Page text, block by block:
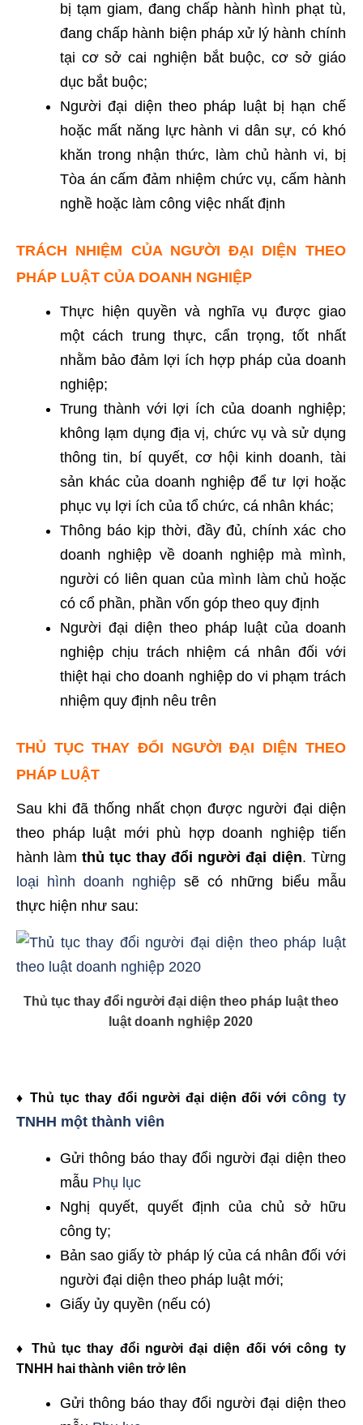
bị tạm giam, đang chấp hành hình phạt tù,
đang chấp hành biện pháp xử lý hành chính
tại cơ sở cai nghiện bắt buộc, cơ sở giáo
dục bắt buộc;
Người đại diện theo pháp luật bị hạn chế
hoặc mất năng lực hành vi dân sự, có khó
khăn trong nhận thức, làm chủ hành vi, bị
Tòa án cấm đảm nhiệm chức vụ, cấm hành
nghề hoặc làm công việc nhất định
TRÁCH NHIỆM CỦA NGƯỜI ĐẠI DIỆN THEO
PHÁP LUẬT CỦA DOANH NGHIỆP
Thực hiện quyền và nghĩa vụ được giao
một cách trung thực, cẩn trọng, tốt nhất
nhằm bảo đảm lợi ích hợp pháp của doanh
nghiệp;
Trung thành với lợi ích của doanh nghiệp;
không lạm dụng địa vị, chức vụ và sử dụng
thông tin, bí quyết, cơ hội kinh doanh, tài
sản khác của doanh nghiệp để tư lợi hoặc
phục vụ lợi ích của tổ chức, cá nhân khác;
Thông báo kịp thời, đầy đủ, chính xác cho
doanh nghiệp về doanh nghiệp mà mình,
người có liên quan của mình làm chủ hoặc
có cổ phần, phần vốn góp theo quy định
Người đại diện theo pháp luật của doanh
nghiệp chịu trách nhiệm cá nhân đối với
thiệt hại cho doanh nghiệp do vi phạm trách
nhiệm quy định nêu trên
THỦ TỤC THAY ĐỔI NGƯỜI ĐẠI DIỆN THEO
PHÁP LUẬT
Sau khi đã thống nhất chọn được người đại diện
theo pháp luật mới phù hợp doanh nghiệp tiến
hành làmthủ tục thay đổi người đại diện. Từng
loại hình doanh nghiệp sẽ có những biểu mẫu
thực hiện như sau:
Thủ tục thay đổi người đại diện theo pháp luật theo
luật doanh nghiệp 2020
♦ Thủ tục thay đổi người đại diện đối với công ty
TNHH một thành viên
Gửi thông báo thay đổi người đại diện theo
mẫu Phụ lục
Nghị quyết, quyết định của chủ sở hữu
công ty;
Bản sao giấy tờ pháp lý của cá nhân đối với
người đại diện theo pháp luật mới;
Giấy ủy quyền (nếu có)
♦ Thủ tục thay đổi người đại diện đối với công ty
TNHH hai thành viên trở lên
Gửi thông báo thay đổi người đại diện theo